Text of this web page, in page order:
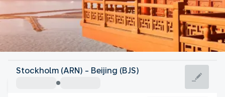
China
Beijing
Stockholm (ARN) - Beijing (BJS)